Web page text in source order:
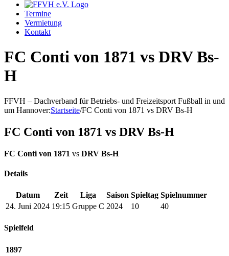
Termine
Vermietung
Kontakt
FC Conti von 1871 vs DRV Bs-
H
FFVH – Dachverband für Betriebs- und Freizeitsport Fußball in und
um Hannover:Startseite/FC Conti von 1871 vs DRV Bs-H
FC Conti von 1871 vs DRV Bs-H
FC Conti von 1871 vs DRV Bs-H
Details
Datum Zeit Liga Saison Spieltag Spielnummer
24. Juni 2024 19:15 Gruppe C 2024 10 40
Spielfeld
1897